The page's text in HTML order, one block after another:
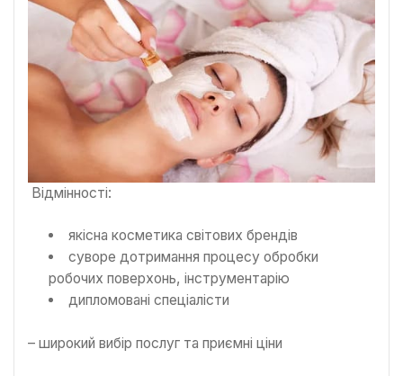
Відмінності:
якісна косметика світових брендів
суворе дотримання процесу обробки
робочих поверхонь, інструментарію
дипломовані спеціалісти
– широкий вибір послуг та приємні ціни